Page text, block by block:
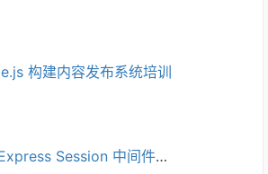
构建内容发布系统培训
Node.js 实现 Express Session 中间件培训